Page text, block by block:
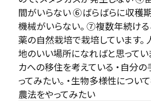
間がいらない ⑥ばらばらに収穫
機械がいらない。 ⑦複数年続ける
薬の自然栽培で栽培しています。
地のいい場所になればと思ってい
カへの移住を考えている ・自分
ってみたい。 ・生物多様性につい
農法をやってみたい